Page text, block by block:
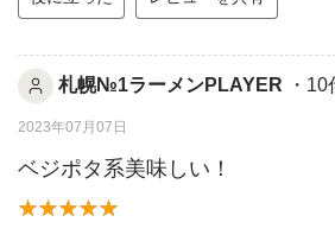
札幌№1ラーメンPLAYER ・
2023年07月07日
ベジポタ系美味しい！